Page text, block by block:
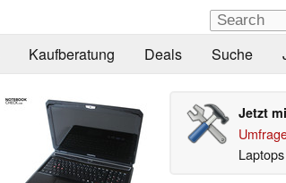
Kaufberatung Deals Suche
Jetzt